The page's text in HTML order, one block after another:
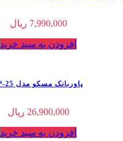
7,990,000 ریال
افزودن به سبد خرید
پاوربانک مسکو مدل IP-25
26,900,000 ریال
افزودن به سبد خرید